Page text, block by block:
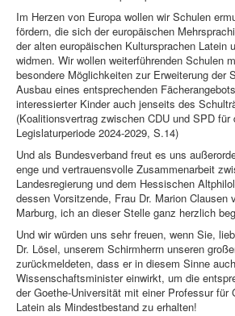
Im Herzen von Europa wollen wir Schulen
fördern, die sich der europäischen
der alten europäischen Kultursprachen Latein
widmen. Wir wollen weiterführenden Schulen
besondere Möglichkeiten zur Erweiterung der
Ausbau eines entsprechenden
interessierter Kinder auch jenseits des
(Koalitionsvertrag zwischen CDU und SPD für
Legislaturperiode 2024-2029, S.14)
Und als Bundesverband freut es uns
enge und vertrauensvolle Zusammenarbeit
Landesregierung und dem Hessischen
dessen Vorsitzende, Frau Dr. Marion Clausen
Marburg, ich an dieser Stelle ganz herzlich
Und wir würden uns sehr freuen, wenn Sie,
Dr. Lösel, unserem Schirmherrn unseren
zurückmeldeten, dass er in diesem Sinne
Wissenschaftsminister einwirkt, um die
der Goethe-Universität mit einer Professur für
Latein als Mindestbestand zu erhalten!